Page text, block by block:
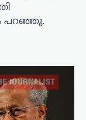
പറഞ്ഞു.